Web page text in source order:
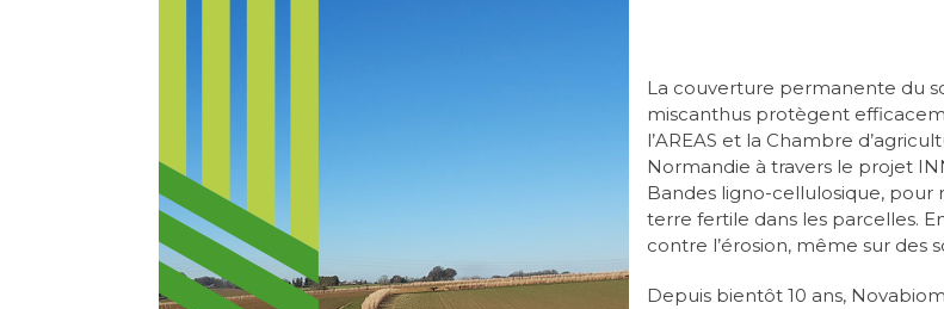
La couverture permanente du
miscanthus protègent
l’AREAS et la Chambre
Normandie à travers le projet
Bandes ligno-cellulosique, pour
terre fertile dans les parcelles.
contre l’érosion, même sur des
Depuis bientôt 10 ans,